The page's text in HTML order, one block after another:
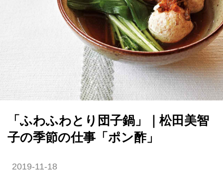
「ふわふわとり団子鍋」｜松田美智
子の季節の仕事「ポン酢」
2019-11-18